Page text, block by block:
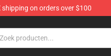
shipping on orders over $100